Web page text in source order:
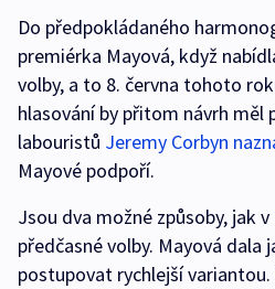
Do předpokládaného
premiérka Mayová, když
volby, a to 8. června tohoto
hlasování by přitom návrh měl
labouristů Jeremy Corbyn
Mayové podpoří.
Jsou dva možné způsoby, jak
předčasné volby. Mayová dala
postupovat rychlejší